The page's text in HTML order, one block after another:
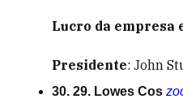
Lucro da empresa
Presidente: John
30. 29. Lowes Cos